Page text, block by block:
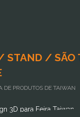
STAND / SÃO
PRODUTOS DE TAIWAN
3D para Feira Taiwan